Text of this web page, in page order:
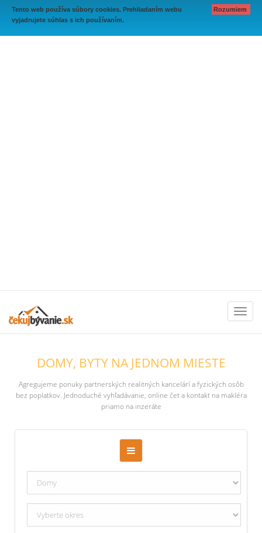
Tento web používa súbory cookies. Prehliadaním webu
vyjadrujete súhlas s ich používaním.
Rozumiem
DOMY, BYTY NA JEDNOM MIESTE
Agregujeme ponuky partnerských realitných kancelárí a fyzických osôb
bez poplatkov. Jednoduché vyhľadávanie, online čet a kontakt na makléra
priamo na inzeráte